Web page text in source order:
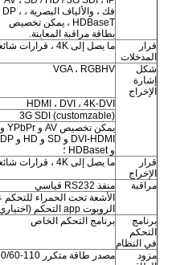
فك ، والألياف البصرية ، DP ،
HDBaseT ، يمكن تخصيص
بطاقة مراقبة المعاينة.
قرار
المدخلات
ما يصل إلى 4K ، قرارات شائعة الاستخدام
شكل
إشارة
الإخراج
VGA ، RGBHV
HDMI ، DVI ، 4K-DVI
3G SDI (customzable)
يمكن تخصيص AV و YPbPr و
DVI-HDMI و SD و HD و DP
و HDBaset ؛
قرار
الإخراج
ما يصل إلى 4K ، قرارات شائعة الاستخدام
مراقبة
منفذ RS232 قياسي
الروبوت app التحكم (اختياري)
برنامج
التحكم
في النظام
برنامج التحكم الخاص
مزود
مصدر طاقة متكرر 110-220VAC ، 50/60 هيرتز